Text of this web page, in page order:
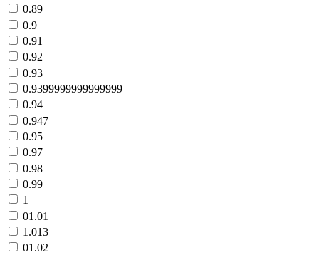
0.89
0.9
0.91
0.92
0.93
0.9399999999999999
0.94
0.947
0.95
0.97
0.98
0.99
1
01.01
1.013
01.02